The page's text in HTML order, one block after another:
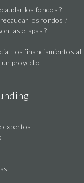
los fondos ?
los fondos ?
las etapas ?
: los financiamientos
un proyecto
expertos